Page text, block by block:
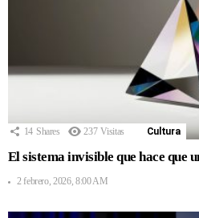
14 Shares 237 Visitas Cultura
El sistema invisible que hace que
2 febrero, 2026, 8:00 AM